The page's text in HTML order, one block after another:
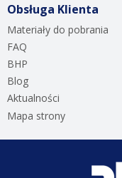
Obsługa Klienta
Materiały do pobrania
FAQ
BHP
Blog
Aktualności
Mapa strony